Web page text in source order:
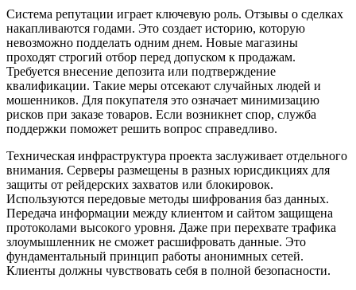
Система репутации играет ключевую роль. Отзывы о сделках
накапливаются годами. Это создает историю, которую
невозможно подделать одним днем. Новые магазины
проходят строгий отбор перед допуском к продажам.
Требуется внесение депозита или подтверждение
квалификации. Такие меры отсекают случайных людей и
мошенников. Для покупателя это означает минимизацию
рисков при заказе товаров. Если возникнет спор, служба
поддержки поможет решить вопрос справедливо.
Техническая инфраструктура проекта заслуживает отдельного
внимания. Серверы размещены в разных юрисдикциях для
защиты от рейдерских захватов или блокировок.
Используются передовые методы шифрования баз данных.
Передача информации между клиентом и сайтом защищена
протоколами высокого уровня. Даже при перехвате трафика
злоумышленник не сможет расшифровать данные. Это
фундаментальный принцип работы анонимных сетей.
Клиенты должны чувствовать себя в полной безопасности.